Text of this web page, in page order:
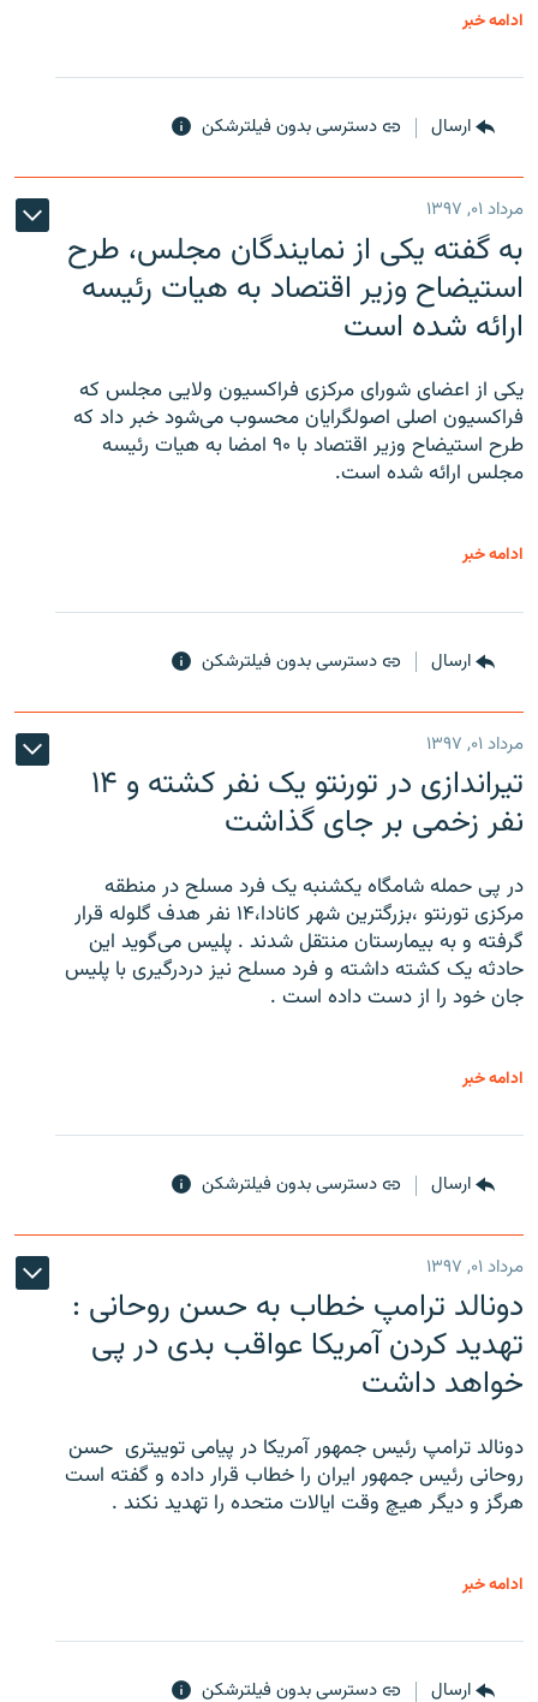
ادامه خبر
ارسال دسترسی بدون فیلترشکن
مرداد ۰۱, ۱۳۹۷
به گفته یکی از نمایندگان مجلس، طرح
استیضاح وزیر اقتصاد به هیات رئیسه
ارائه شده است
یکی از اعضای شورای مرکزی فراکسیون ولایی مجلس که
فراکسیون اصلی اصولگرایان محسوب می‌شود خبر داد که
طرح استیضاح وزیر اقتصاد با ۹۰ امضا به هیات رئیسه
مجلس ارائه شده است.
ادامه خبر
ارسال دسترسی بدون فیلترشکن
مرداد ۰۱, ۱۳۹۷
تیراندازی در تورنتو یک نفر کشته و ۱۴
نفر زخمی بر جای گذاشت
در پی حمله شامگاه یکشنبه یک فرد مسلح در منطقه
مرکزی تورنتو ،‌بزرگترین شهر کانادا،۱۴ نفر هدف گلوله قرار
گرفته و به بیمارستان منتقل شدند . پلیس می‌گوید این
حادثه یک کشته داشته و فرد مسلح نیز دردرگیری با پلیس
جان خود را از دست داده است .
ادامه خبر
ارسال دسترسی بدون فیلترشکن
مرداد ۰۱, ۱۳۹۷
دونالد ترامپ خطاب به حسن روحانی :
تهدید کردن آمریکا عواقب بدی در پی
خواهد داشت
دونالد ترامپ رئیس جمهور آمریکا در پیامی توییتری ‌ حسن
روحانی رئیس جمهور ایران را خطاب قرار داده و گفته است
هرگز و دیگر هیچ وقت ایالات متحده را تهدید نکند .
ادامه خبر
ارسال دسترسی بدون فیلترشکن